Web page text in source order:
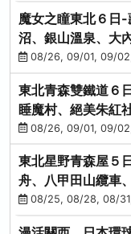
魔女之瞳東北６日
沼、銀山溫泉、大
肉吃到飽
08/26, 09/01, 09/
東北青森雙鐵道６
睡魔村、絕美朱紅
進免稅店)
08/26, 09/01, 09/
東北星野青森屋５
舟、八甲田山纜車
法式料理(不進免稅
08/25, 08/28, 08/